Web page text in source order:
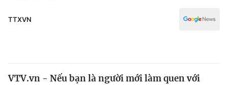
TTXVN
VTV.vn - Nếu bạn là người mới làm quen với